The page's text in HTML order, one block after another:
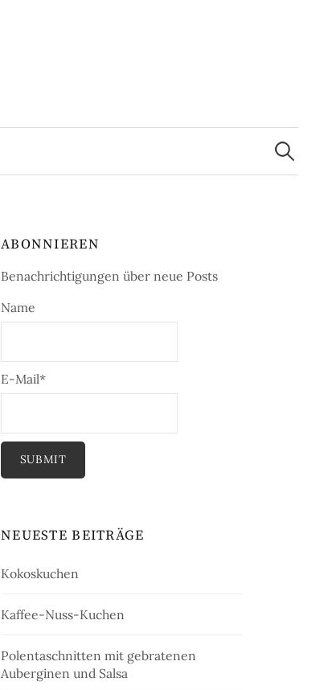
Suchen
nach:
ABONNIEREN
Benachrichtigungen über neue Posts
Name
E-Mail*
NEUESTE BEITRÄGE
Kokoskuchen
Kaffee-Nuss-Kuchen
Polentaschnitten mit gebratenen
Auberginen und Salsa